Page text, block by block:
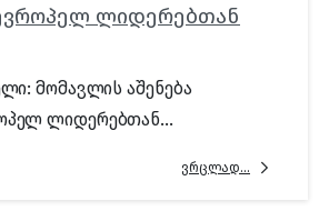
ლიდერებთან
მომავლის აშენება
ლიდერებთან...
ვრცლად...